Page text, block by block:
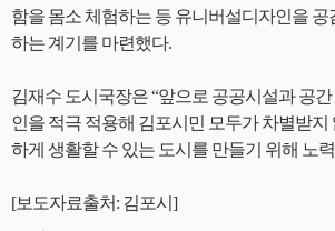
함을 몸소 체험하는 등 유니버설디자인을 공
하는 계기를 마련했다.
김재수 도시국장은 “앞으로 공공시설과 공
인을 적극 적용해 김포시민 모두가 차별받지
하게 생활할 수 있는 도시를 만들기 위해 노
[보도자료출처: 김포시]